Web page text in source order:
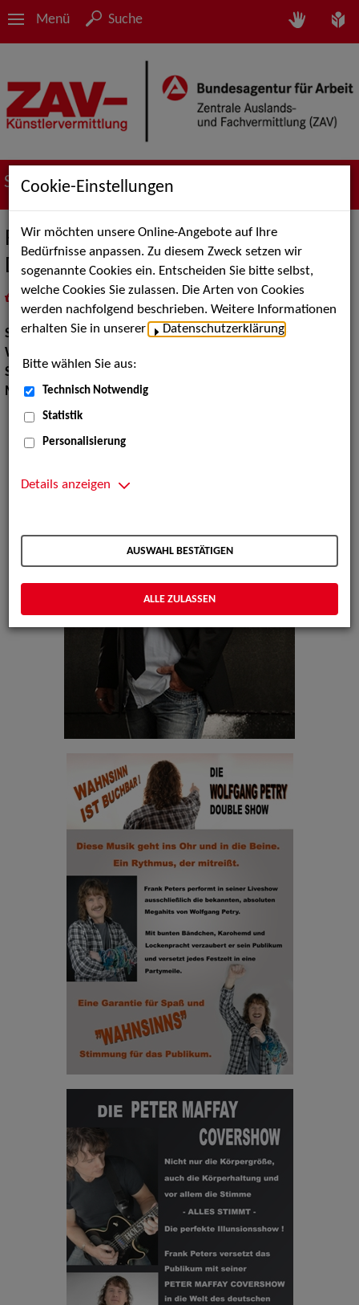
Menü Suche
Suche nach Künstler*innen
Frank Peters (Wolfgang Petry-
Double/Peter Maffay-Double)
Show:Show Acts
Walk Acts Animation:
Show Acts:
Musik Shows:Sänger / Sängerin
Cookie-Einstellungen
Wir möchten unsere Online-Angebote auf Ihre
Bedürfnisse anpassen. Zu diesem Zweck setzen wir
sogenannte Cookies ein. Entscheiden Sie bitte selbst,
welche Cookies Sie zulassen. Die Arten von Cookies
werden nachfolgend beschrieben. Weitere Informationen
erhalten Sie in unserer
Datenschutzerklärung
Bitte wählen Sie aus:
Technisch Notwendig
Statistik
Personalisierung
Details anzeigen
AUSWAHL BESTÄTIGEN
ALLE ZULASSEN